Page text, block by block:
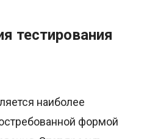
тестирования
наиболее
формой